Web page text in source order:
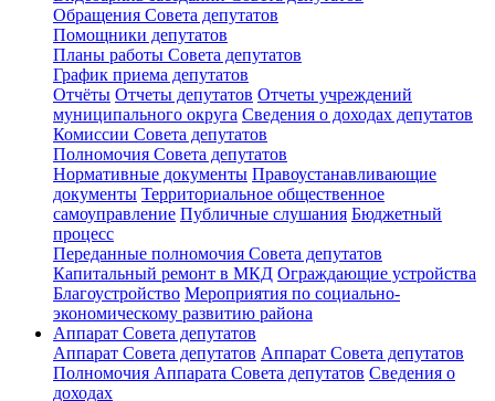
Обращения Совета депутатов
Помощники депутатов
Планы работы Совета депутатов
График приема депутатов
Отчёты Отчеты депутатов Отчеты учреждений
муниципального округа Сведения о доходах депутатов
Комиссии Cовета депутатов
Полномочия Совета депутатов
Нормативные документы Правоустанавливающие
документы Территориальное общественное
самоуправление Публичные слушания Бюджетный
процесс
Переданные полномочия Совета депутатов
Капитальный ремонт в МКД Ограждающие устройства
Благоустройство Мероприятия по социально-
экономическому развитию района
Аппарат Совета депутатов
Аппарат Совета депутатoв Аппарат Совета депутатов
Полномочия Аппарата Совета депутатов Сведения о
доходах